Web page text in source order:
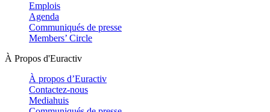
Emplois
Agenda
Communiqués de presse
Members’ Circle
À Propos d'Euractiv
À propos d’Euractiv
Contactez-nous
Mediahuis